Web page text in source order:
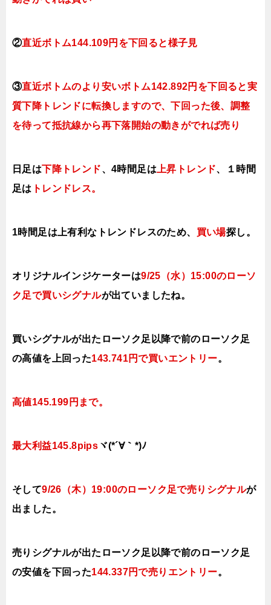
②直近ボトム144.109円を下回ると様子見
③直近ボトムのより安いボトム142.892円を下回ると実
質下降トレンドに転換しますので、下回った後、調整
を待って抵抗線から再下落開始の動きがでれば売り
日足は下降トレンド、4時間足は 上昇トレンド、１時間
足は トレンドレス。
1時間足は上有利な トレンドレスのため、 買い場探し。
オリジナルインジケーターは9/25（水）15:00のローソ
ク足で買いシグナルが出ていましたね。
買いシグナルが出たローソク足以降で前のローソク足
の高値を上 回った143.741円で買いエントリー。
高値145.199円まで。
最大利益145.8pips ヾ(*´∀｀*)ﾉ
そして9/26（木）19:00のローソク足で売り シグナルが
出ました。
売りシグナルが出たローソク足以降で前のローソク足
の安値を下回った144.337円で売りエントリー。